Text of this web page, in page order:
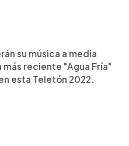
su música a media
más reciente "Agua Fría"
esta Teletón 2022.